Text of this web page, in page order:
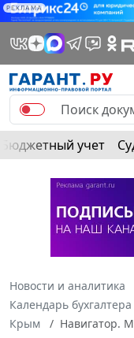
РЕКЛАМА
Бюджетный учет
Новости и аналитика
Календарь бухгалтера
Крым
Навигатор.